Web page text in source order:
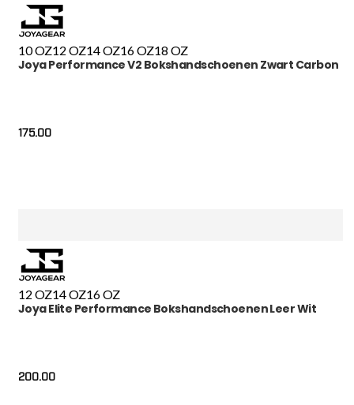
10 OZ12 OZ14 OZ16 OZ18 OZ
Joya Performance V2 Bokshandschoenen Zwart Carbon
175.00
12 OZ14 OZ16 OZ
Joya Elite Performance Bokshandschoenen Leer Wit
200.00